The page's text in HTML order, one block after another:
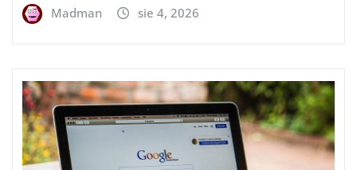
Madman sie 4, 2026